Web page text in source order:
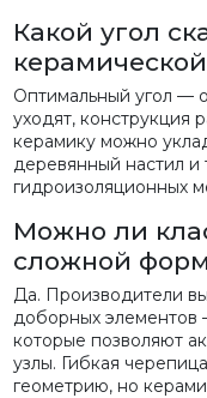
Какой угол
Оптимальный угол —
уходят, конструкция
керамику можно
деревянный настил и
гидроизоляционных
Можно ли
сложной
Да. Производители
доборных элементов
которые позволяют
узлы. Гибкая
геометрию, но